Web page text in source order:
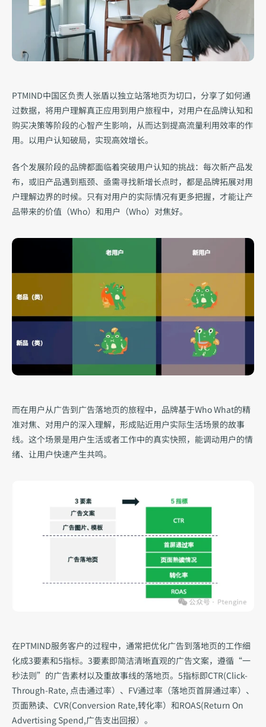
PTMIND中国区负责人张盾以独立站落地页为切口，分享了如何通
过数据，将用户理解真正应用到用户旅程中，对用户在品牌认知和
购买决策等阶段的心智产生影响，从而达到提高流量利用效率的作
用。以用户认知破局，实现高效增长。
各个发展阶段的品牌都面临着突破用户认知的挑战：每次新产品发
布，或旧产品遇到瓶颈、亟需寻找新增长点时，都是品牌拓展对用
户理解边界的时候。只有对用户的实际情况有更多把握，才能让产
品带来的价值（Who）和用户（Who）对焦好。
而在用户从广告到广告落地页的旅程中，品牌基于Who What的精
准对焦、对用户的深入理解，形成贴近用户实际生活场景的故事
线。这个场景是用户生活或者工作中的真实快照，能调动用户的情
绪、让用户快速产生共鸣。
在PTMIND服务客户的过程中，通常把优化广告到落地页的工作细
化成3要素和5指标。3要素即简洁清晰直观的广告文案，遵循“一
秒法则”的广告素材以及重故事线的落地页。5指标即CTR(Click-
Through-Rate, 点击通过率）、FV通过率（落地页首屏通过率）、
页面熟读、CVR(Conversion Rate,转化率）和ROAS(Return On
Advertising Spend,广告支出回报）。